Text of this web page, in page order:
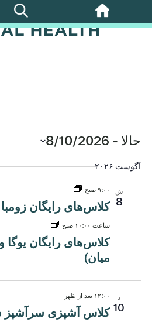
پرش
به
رویدادها
حالا -
8/10/2026
را
آگوست ۲۰۲۶
ش
8
۹:۰۰ صبح
کلاس‌های رایگان زومبا
ساعت ۱۰:۰۰ صبح
کلاس‌های رایگان یوگا
میان)
د
10
۱۲:۰۰ بعد از ظهر
کلاس آشپزی سرآشپز